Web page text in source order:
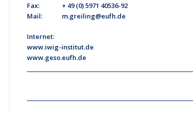
Fax:
+ 49 (0) 5971 40536-92
Mail:
m.greiling@eufh.de
Internet:
www.iwig-institut.de
www.geso.eufh.de